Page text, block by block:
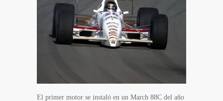
El primer motor se instaló en un March 88C del año